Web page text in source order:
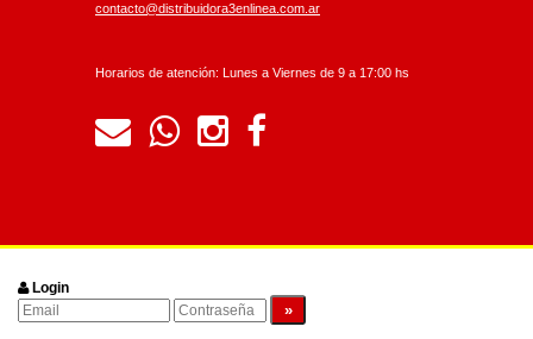
contacto@distribuidora3enlinea.com.ar
Horarios de atención: Lunes a Viernes de 9 a 17:00 hs
Login